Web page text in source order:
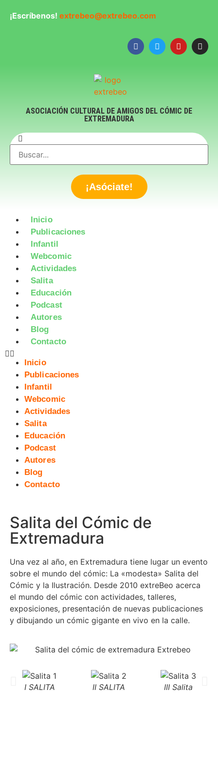
¡Escríbenos! extrebeo@extrebeo.com
ASOCIACIÓN CULTURAL DE AMIGOS DEL CÓMIC DE
EXTREMADURA
¡Asóciate!
Inicio
Publicaciones
Infantil
Webcomic
Actividades
Salita
Educación
Podcast
Autores
Blog
Contacto
Inicio
Publicaciones
Infantil
Webcomic
Actividades
Salita
Educación
Podcast
Autores
Blog
Contacto
Salita del Cómic de
Extremadura
Una vez al año, en Extremadura tiene lugar un evento
sobre el mundo del cómic: La «modesta» Salita del
Cómic y la Ilustración. Desde 2010 extreBeo acerca
el mundo del cómic con actividades, talleres,
exposiciones, presentación de nuevas publicaciones
y dibujando un cómic gigante en vivo en la calle.
I SALITA II SALITA III Salita